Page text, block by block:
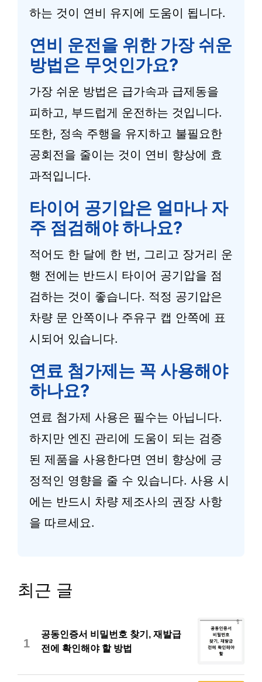
하는 것이 연비 유지에 도움이 됩니다.
연비 운전을 위한 가장 쉬운
방법은 무엇인가요?
가장 쉬운 방법은 급가속과 급제동을
피하고, 부드럽게 운전하는 것입니다.
또한, 정속 주행을 유지하고 불필요한
공회전을 줄이는 것이 연비 향상에 효
과적입니다.
타이어 공기압은 얼마나 자
주 점검해야 하나요?
적어도 한 달에 한 번, 그리고 장거리 운
행 전에는 반드시 타이어 공기압을 점
검하는 것이 좋습니다. 적정 공기압은
차량 문 안쪽이나 주유구 캡 안쪽에 표
시되어 있습니다.
연료 첨가제는 꼭 사용해야
하나요?
연료 첨가제 사용은 필수는 아닙니다.
하지만 엔진 관리에 도움이 되는 검증
된 제품을 사용한다면 연비 향상에 긍
정적인 영향을 줄 수 있습니다. 사용 시
에는 반드시 차량 제조사의 권장 사항
을 따르세요.
최근 글
1
공동인증서 비밀번호 찾기, 재발급
전에 확인해야 할 방법